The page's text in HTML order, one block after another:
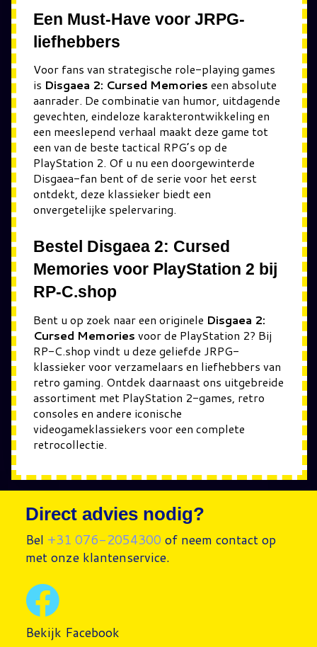
Een Must-Have voor JRPG-
liefhebbers
Voor fans van strategische role-playing games
is Disgaea 2: Cursed Memories een absolute
aanrader. De combinatie van humor, uitdagende
gevechten, eindeloze karakterontwikkeling en
een meeslepend verhaal maakt deze game tot
een van de beste tactical RPG’s op de
PlayStation 2. Of u nu een doorgewinterde
Disgaea-fan bent of de serie voor het eerst
ontdekt, deze klassieker biedt een
onvergetelijke spelervaring.
Bestel Disgaea 2: Cursed
Memories voor PlayStation 2 bij
RP-C.shop
Bent u op zoek naar een originele Disgaea 2:
Cursed Memories voor de PlayStation 2? Bij
RP-C.shop vindt u deze geliefde JRPG-
klassieker voor verzamelaars en liefhebbers van
retro gaming. Ontdek daarnaast ons uitgebreide
assortiment met PlayStation 2-games, retro
consoles en andere iconische
videogameklassiekers voor een complete
retrocollectie.
Direct advies nodig?
Bel +31 076-2054300 of neem contact op
met onze klantenservice.
Bekijk Facebook